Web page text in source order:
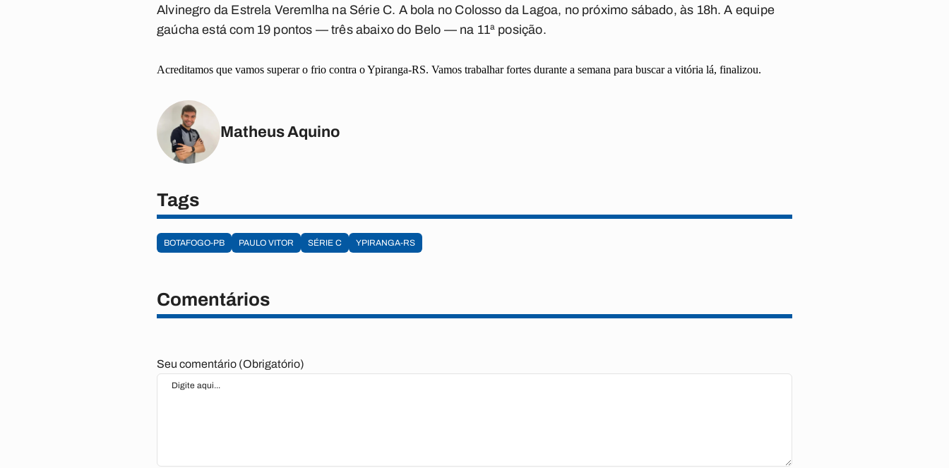
Alvinegro da Estrela Veremlha na Série C. A bola no Colosso da Lagoa, no próximo sábado, às 18h. A equipe
gaúcha está com 19 pontos — três abaixo do Belo — na 11ª posição.
Acreditamos que vamos superar o frio contra o Ypiranga-RS. Vamos trabalhar fortes durante a semana para buscar a vitória lá, finalizou.
Matheus Aquino
Tags
BOTAFOGO-PB PAULO VITOR SÉRIE C YPIRANGA-RS
Comentários
Seu comentário (Obrigatório)